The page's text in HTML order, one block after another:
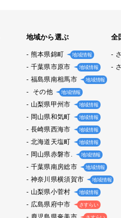
地域から選ぶ
熊本県錦町 地域情報
千葉県市原市 地域情報
福島県南相馬市 地域情報
その他 地域情報
山梨県甲州市 地域情報
岡山県和気町 地域情報
長崎県西海市 地域情報
北海道天塩町 地域情報
岡山県赤磐市. 地域情報
千葉県南房総市 地域情報
神奈川県横須賀市 地域情報
山梨県小菅村 地域情報
広島県府中市 さすらい
全